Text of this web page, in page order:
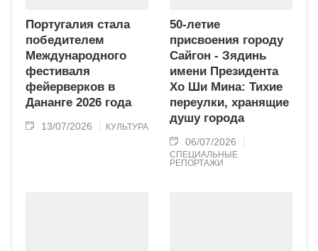
Португалия стала
победителем
Международного
фестиваля
фейерверков в
Дананге 2026 года
13/07/2026 КУЛЬТУРА
50-летие
присвоения городу
Сайгон - Зядинь
имени Президента
Хо Ши Мина: Тихие
переулки, хранящие
душу города
06/07/2026
СПЕЦИАЛЬНЫЕ
РЕПОРТАЖИ